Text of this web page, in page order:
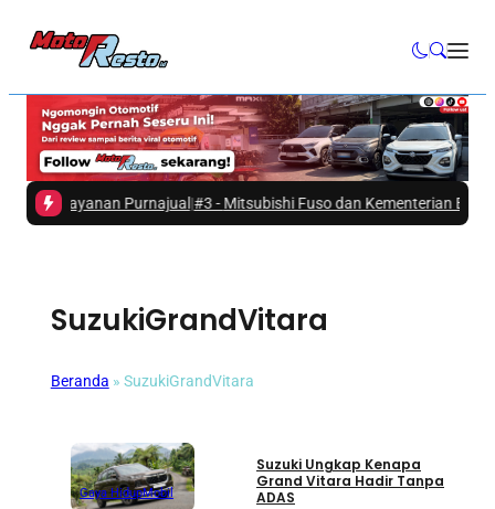
Layanan Purnajual|#3 -Mitsubishi Fuso dan Kementerian ESDM
SuzukiGrandVitara
Beranda » SuzukiGrandVitara
Gaya HidupMobil
Suzuki Ungkap Kenapa
Grand Vitara Hadir Tanpa
ADAS